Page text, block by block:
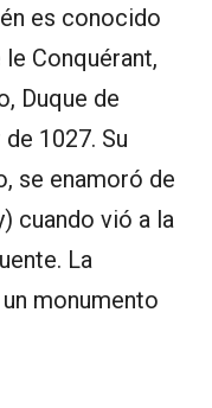
es conocido
Conquérant,
Duque de
1027. Su
se enamoró de
cuando vió a la
La
monumento